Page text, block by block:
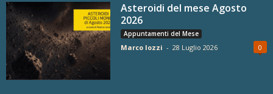
Asteroidi del mese Agosto
2026
Appuntamenti del Mese
Marco Iozzi - 28 Luglio 2026 0